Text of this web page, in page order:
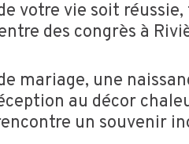
votre vie soit
des congrès à
mariage, une
au décor
un souvenir